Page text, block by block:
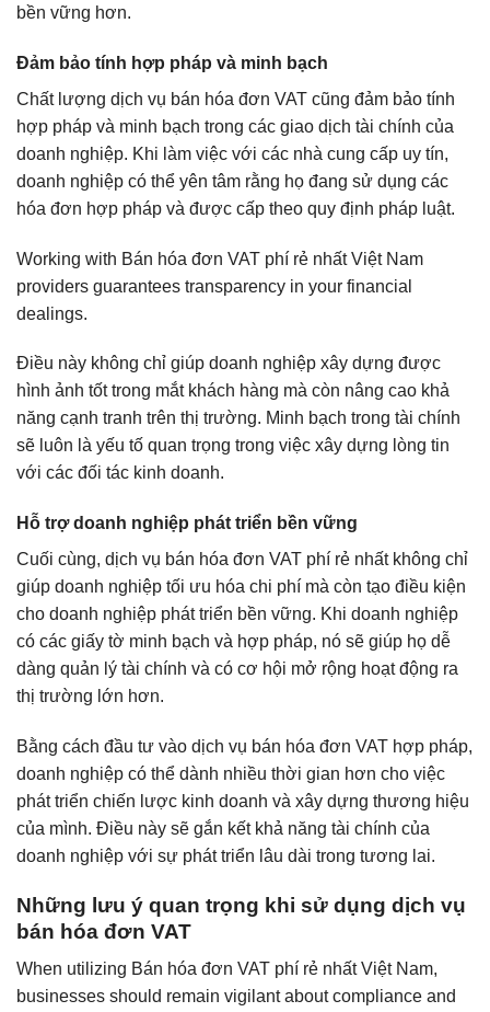
bền vững hơn.
Đảm bảo tính hợp pháp và minh bạch
Chất lượng dịch vụ bán hóa đơn VAT cũng đảm bảo tính
hợp pháp và minh bạch trong các giao dịch tài chính của
doanh nghiệp. Khi làm việc với các nhà cung cấp uy tín,
doanh nghiệp có thể yên tâm rằng họ đang sử dụng các
hóa đơn hợp pháp và được cấp theo quy định pháp luật.
Working with Bán hóa đơn VAT phí rẻ nhất Việt Nam
providers guarantees transparency in your financial
dealings.
Điều này không chỉ giúp doanh nghiệp xây dựng được
hình ảnh tốt trong mắt khách hàng mà còn nâng cao khả
năng cạnh tranh trên thị trường. Minh bạch trong tài chính
sẽ luôn là yếu tố quan trọng trong việc xây dựng lòng tin
với các đối tác kinh doanh.
Hỗ trợ doanh nghiệp phát triển bền vững
Cuối cùng, dịch vụ bán hóa đơn VAT phí rẻ nhất không chỉ
giúp doanh nghiệp tối ưu hóa chi phí mà còn tạo điều kiện
cho doanh nghiệp phát triển bền vững. Khi doanh nghiệp
có các giấy tờ minh bạch và hợp pháp, nó sẽ giúp họ dễ
dàng quản lý tài chính và có cơ hội mở rộng hoạt động ra
thị trường lớn hơn.
Bằng cách đầu tư vào dịch vụ bán hóa đơn VAT hợp pháp,
doanh nghiệp có thể dành nhiều thời gian hơn cho việc
phát triển chiến lược kinh doanh và xây dựng thương hiệu
của mình. Điều này sẽ gắn kết khả năng tài chính của
doanh nghiệp với sự phát triển lâu dài trong tương lai.
Những lưu ý quan trọng khi sử dụng dịch vụ
bán hóa đơn VAT
When utilizing Bán hóa đơn VAT phí rẻ nhất Việt Nam,
businesses should remain vigilant about compliance and